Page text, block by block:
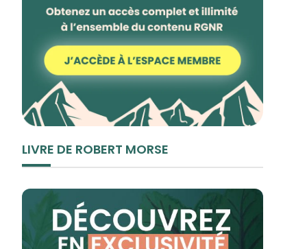
LIVRE DE ROBERT MORSE